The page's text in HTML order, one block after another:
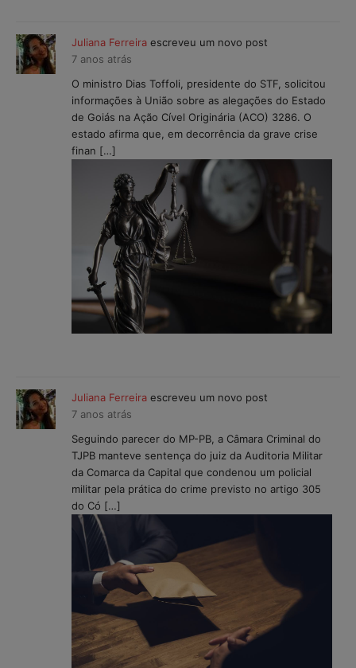
Juliana Ferreira escreveu um novo post
7 anos atrás
O ministro Dias Toffoli, presidente do STF, solicitou
informações à União sobre as alegações do Estado
de Goiás na Ação Cível Originária (ACO) 3286. O
estado afirma que, em decorrência da grave crise
finan […]
Juliana Ferreira escreveu um novo post
7 anos atrás
Seguindo parecer do MP-PB, a Câmara Criminal do
TJPB manteve sentença do juiz da Auditoria Militar
da Comarca da Capital que condenou um policial
militar pela prática do crime previsto no artigo 305
do Có […]